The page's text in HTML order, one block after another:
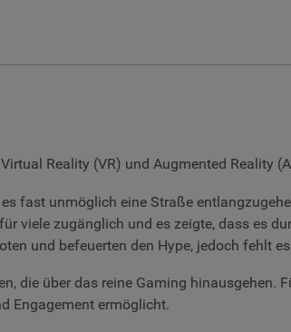
Reality (VR) und Augmented Reality
fast unmöglich eine Straße
viele zugänglich und es zeigte, dass es
und befeuerten den Hype, jedoch fehlt
die über das reine Gaming hinausgehen.
Engagement ermöglicht.